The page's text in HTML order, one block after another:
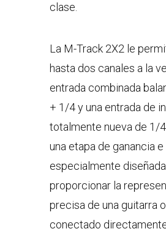
clase.
La M-Track 2X2 le
hasta dos canales a la
entrada combinada
+ 1/4 y una entrada de
totalmente nueva de 1/
una etapa de ganancia
especialmente
proporcionar la
precisa de una guitarra
conectado